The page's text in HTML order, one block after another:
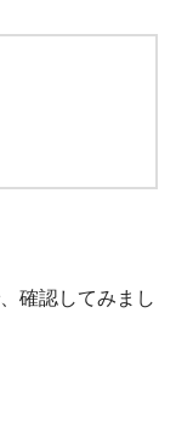
確認してみまし